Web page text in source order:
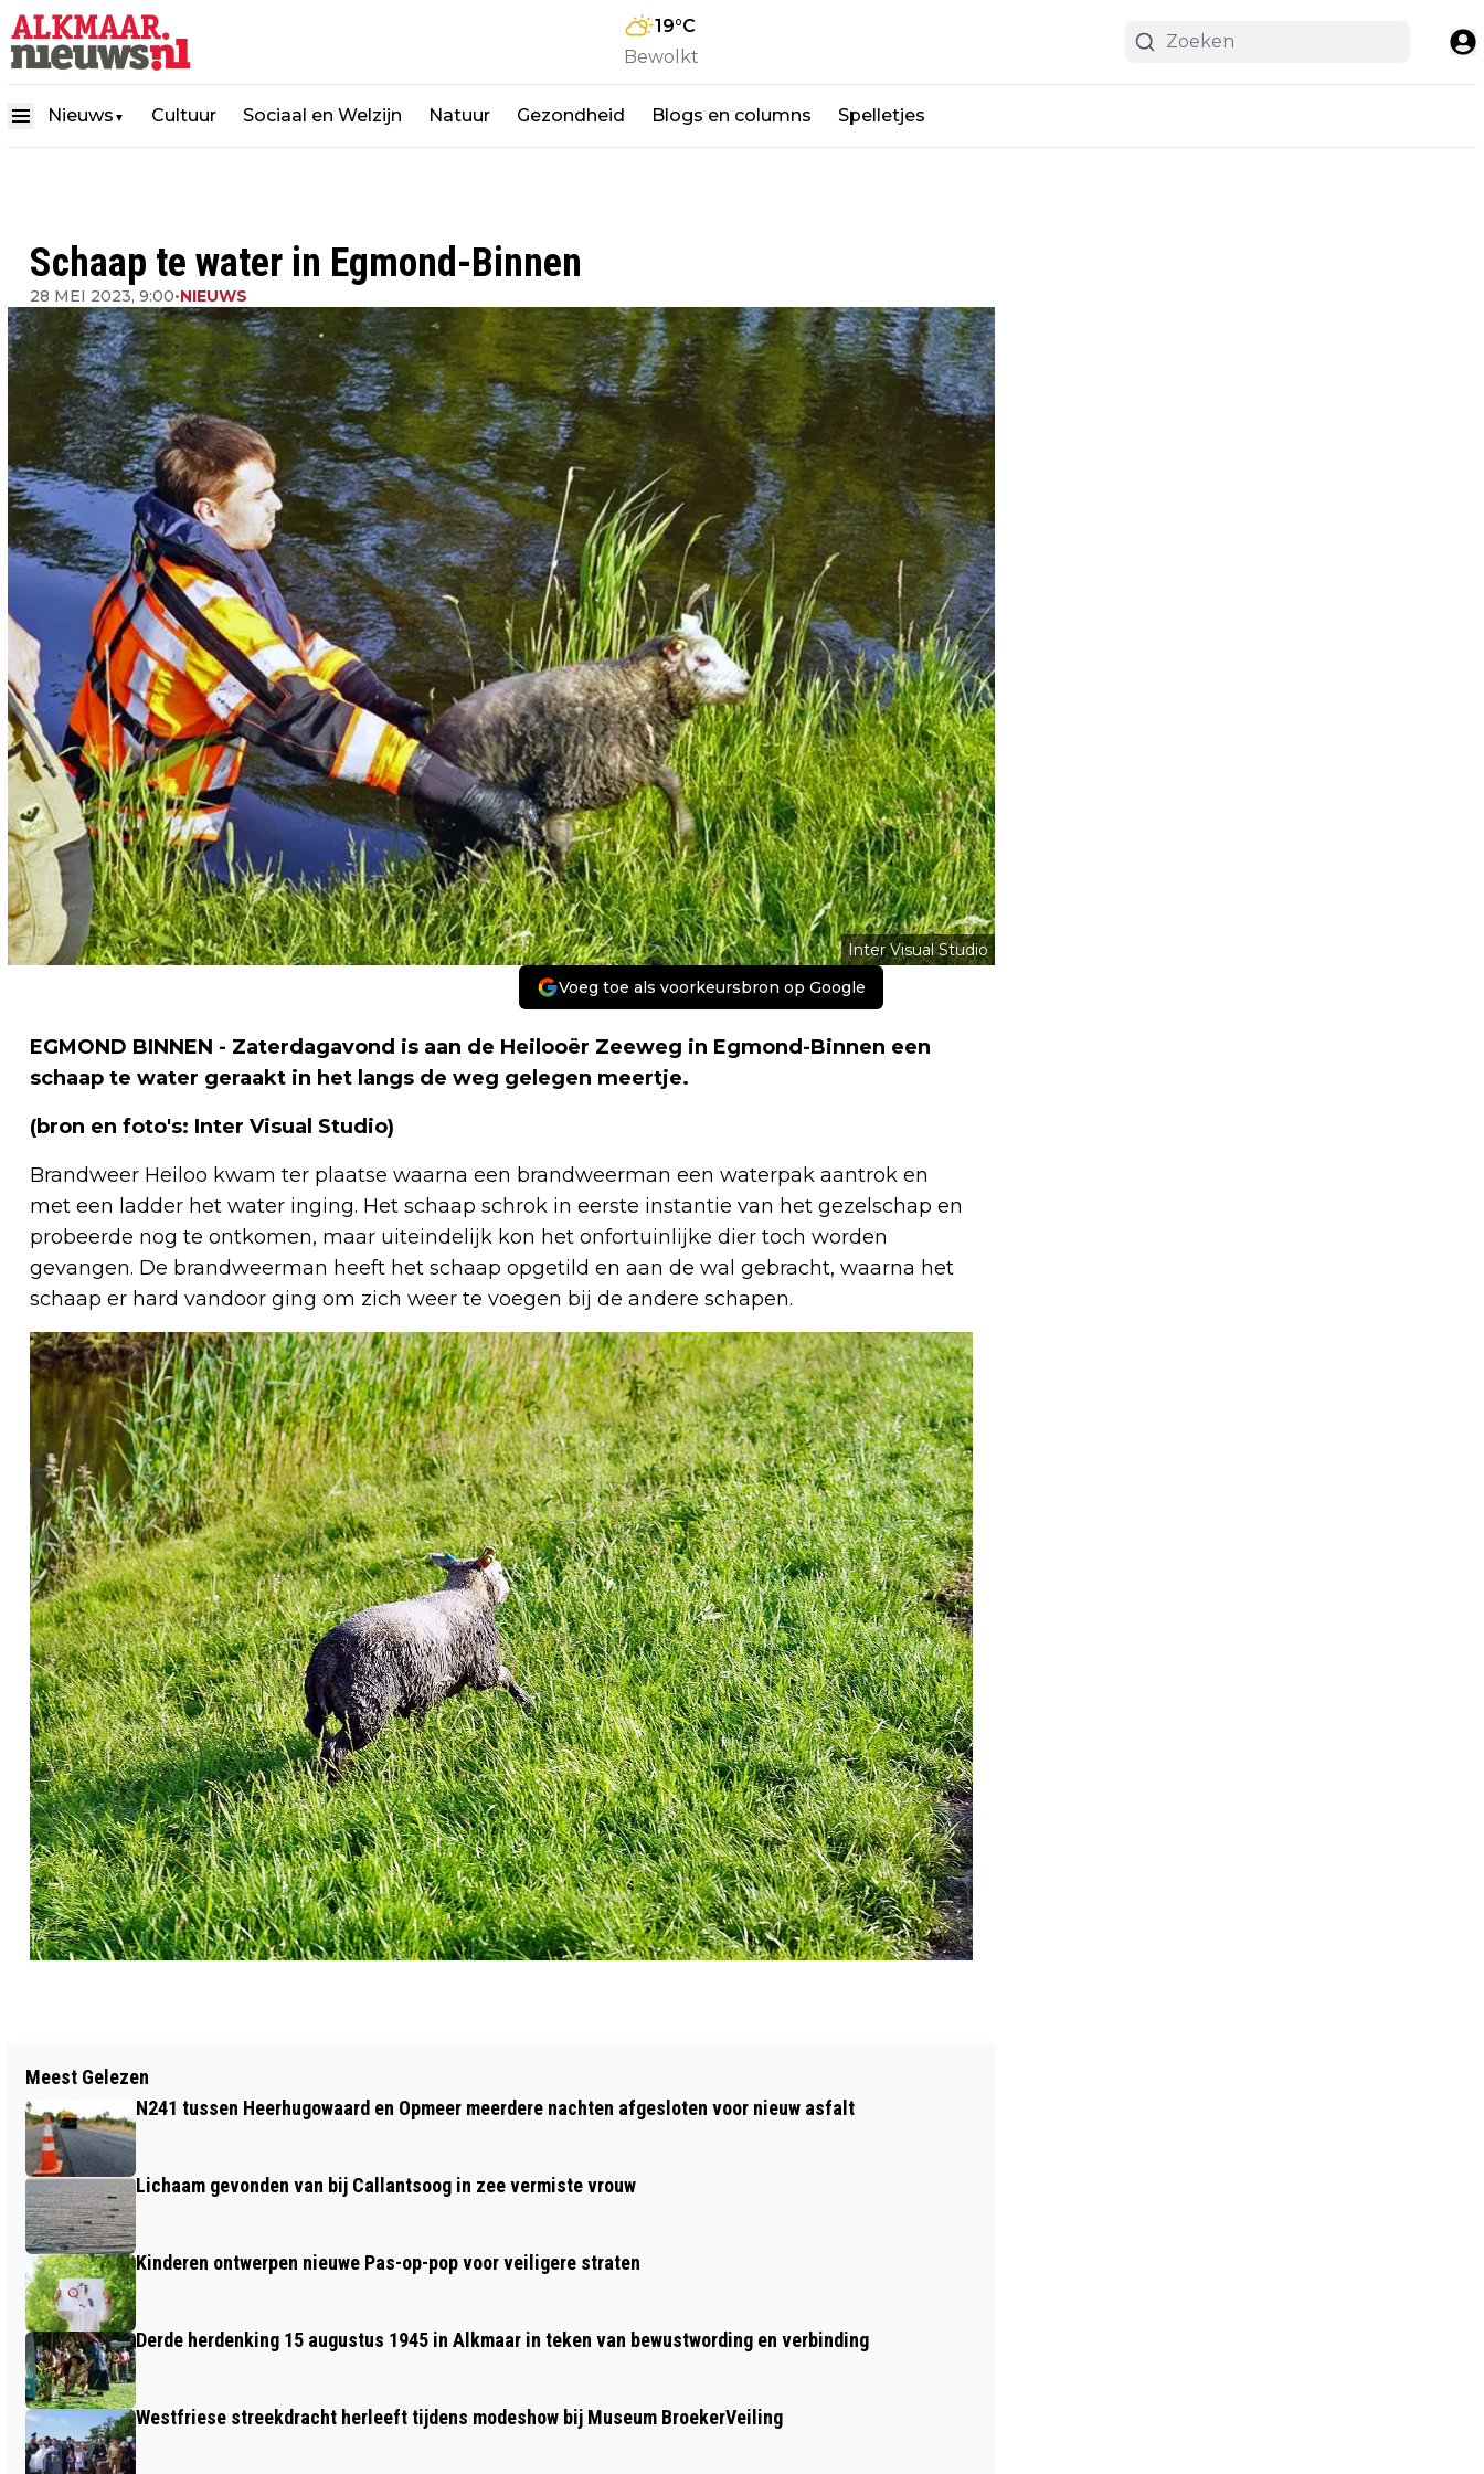
19°C
Bewolkt
Nieuws ▼ Cultuur Sociaal en Welzijn Natuur Gezondheid Blogs en columns Spelletjes
Schaap te water in Egmond-Binnen
28 MEI 2023, 9:00•NIEUWS
Inter Visual Studio
Voeg toe als voorkeursbron op Google
EGMOND BINNEN - Zaterdagavond is aan de Heilooër Zeeweg in Egmond-Binnen een
schaap te water geraakt in het langs de weg gelegen meertje.
(bron en foto's: Inter Visual Studio)
Brandweer Heiloo kwam ter plaatse waarna een brandweerman een waterpak aantrok en
met een ladder het water inging. Het schaap schrok in eerste instantie van het gezelschap en
probeerde nog te ontkomen, maar uiteindelijk kon het onfortuinlijke dier toch worden
gevangen. De brandweerman heeft het schaap opgetild en aan de wal gebracht, waarna het
schaap er hard vandoor ging om zich weer te voegen bij de andere schapen.
SCHITTERENDE PRESTATIES BIJ
RAADHUIS PINKSTERUN
ZONOVERGOTEN CANAL PARADE
Meest Gelezen
N241 tussen Heerhugowaard en Opmeer meerdere nachten afgesloten voor nieuw asfalt
Lichaam gevonden van bij Callantsoog in zee vermiste vrouw
Kinderen ontwerpen nieuwe Pas-op-pop voor veiligere straten
Derde herdenking 15 augustus 1945 in Alkmaar in teken van bewustwording en verbinding
Westfriese streekdracht herleeft tijdens modeshow bij Museum BroekerVeiling